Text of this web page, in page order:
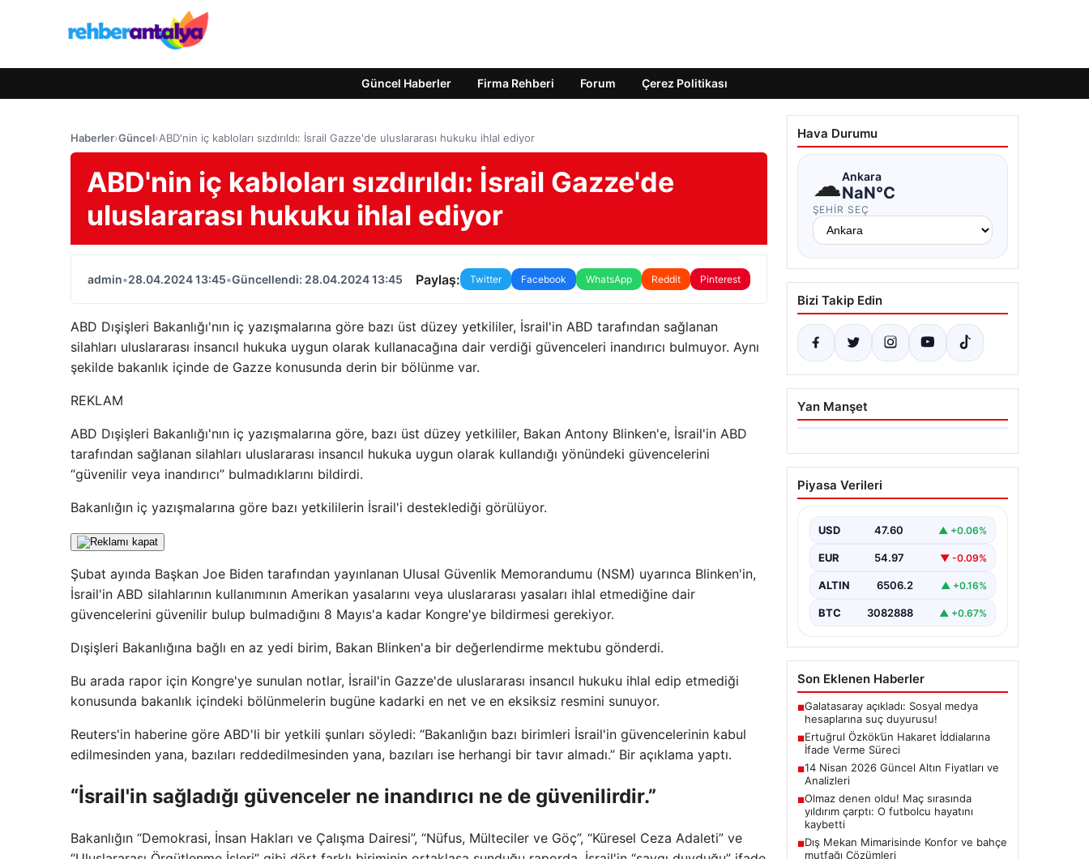
Güncel Haberler Firma Rehberi Forum Çerez Politikası
Haberler›Güncel›ABD'nin iç kabloları sızdırıldı: İsrail Gazze'de uluslararası hukuku ihlal ediyor
ABD'nin iç kabloları sızdırıldı: İsrail Gazze'de
uluslararası hukuku ihlal ediyor
admin•28.04.2024 13:45•Güncellendi: 28.04.2024 13:45 Paylaş: Twitter Facebook WhatsApp Reddit Pinterest
ABD Dışişleri Bakanlığı'nın iç yazışmalarına göre bazı üst düzey yetkililer, İsrail'in ABD tarafından sağlanan
silahları uluslararası insancıl hukuka uygun olarak kullanacağına dair verdiği güvenceleri inandırıcı bulmuyor. Aynı
şekilde bakanlık içinde de Gazze konusunda derin bir bölünme var.
REKLAM
ABD Dışişleri Bakanlığı'nın iç yazışmalarına göre, bazı üst düzey yetkililer, Bakan Antony Blinken'e, İsrail'in ABD
tarafından sağlanan silahları uluslararası insancıl hukuka uygun olarak kullandığı yönündeki güvencelerini
“güvenilir veya inandırıcı” bulmadıklarını bildirdi.
Bakanlığın iç yazışmalarına göre bazı yetkililerin İsrail'i desteklediği görülüyor.
Şubat ayında Başkan Joe Biden tarafından yayınlanan Ulusal Güvenlik Memorandumu (NSM) uyarınca Blinken'in,
İsrail'in ABD silahlarının kullanımının Amerikan yasalarını veya uluslararası yasaları ihlal etmediğine dair
güvencelerini güvenilir bulup bulmadığını 8 Mayıs'a kadar Kongre'ye bildirmesi gerekiyor.
Dışişleri Bakanlığına bağlı en az yedi birim, Bakan Blinken'a bir değerlendirme mektubu gönderdi.
Bu arada rapor için Kongre'ye sunulan notlar, İsrail'in Gazze'de uluslararası insancıl hukuku ihlal edip etmediği
konusunda bakanlık içindeki bölünmelerin bugüne kadarki en net ve en eksiksiz resmini sunuyor.
Reuters'in haberine göre ABD'li bir yetkili şunları söyledi: “Bakanlığın bazı birimleri İsrail'in güvencelerinin kabul
edilmesinden yana, bazıları reddedilmesinden yana, bazıları ise herhangi bir tavır almadı.” Bir açıklama yaptı.
“İsrail'in sağladığı güvenceler ne inandırıcı ne de güvenilirdir.”
Bakanlığın “Demokrasi, İnsan Hakları ve Çalışma Dairesi”, “Nüfus, Mülteciler ve Göç”, “Küresel Ceza Adaleti” ve
Hava Durumu
☁Ankara
NaN°C
ŞEHIR SEÇ
Bizi Takip Edin
Yan Manşet
14 Nisan 2026 Güncel
Altın Fiyatları ve
Halk arasında güvenli liman olarak
görülen altın, küresel gelişmelerin
ve ekonomik göstergelerin
etkisiyle fiyatlanmaya…
USD 47.60 ▲ +0.06%
EUR 54.97
ALTIN 6506.2 ▲ +0.16%
BTC 3082888 ▲ +0.67%
Son Eklenen Haberler
Galatasaray açıkladı: Sosyal medya
hesaplarına suç duyurusu!
Ertuğrul Özkök’ün Hakaret İddialarına